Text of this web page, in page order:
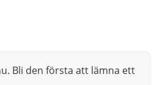
Bli den första att lämna ett